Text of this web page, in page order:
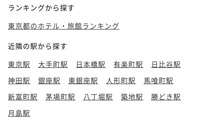
ランキングから探す
東京都のホテル・旅館ランキング
近隣の駅から探す
東京駅
大手町駅 日本橋駅 有楽町駅
日比谷駅
神田駅
銀座駅 東銀座駅 人形町駅
馬喰町駅
新富町駅
茅場町駅 八丁堀駅 築地駅
勝どき駅
月島駅